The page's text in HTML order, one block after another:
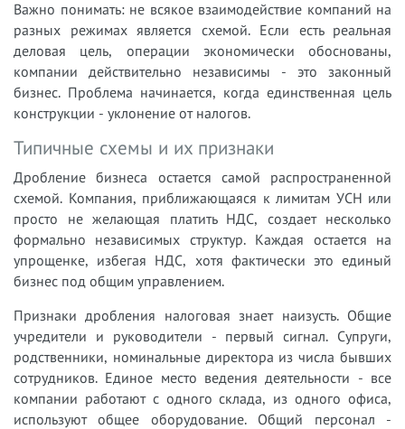
Важно понимать: не всякое взаимодействие компаний на
разных режимах является схемой. Если есть реальная
деловая цель, операции экономически обоснованы,
компании действительно независимы - это законный
бизнес. Проблема начинается, когда единственная цель
конструкции - уклонение от налогов.
Типичные схемы и их признаки
Дробление бизнеса остается самой распространенной
схемой. Компания, приближающаяся к лимитам УСН или
просто не желающая платить НДС, создает несколько
формально независимых структур. Каждая остается на
упрощенке, избегая НДС, хотя фактически это единый
бизнес под общим управлением.
Признаки дробления налоговая знает наизусть. Общие
учредители и руководители - первый сигнал. Супруги,
родственники, номинальные директора из числа бывших
сотрудников. Единое место ведения деятельности - все
компании работают с одного склада, из одного офиса,
используют общее оборудование. Общий персонал -